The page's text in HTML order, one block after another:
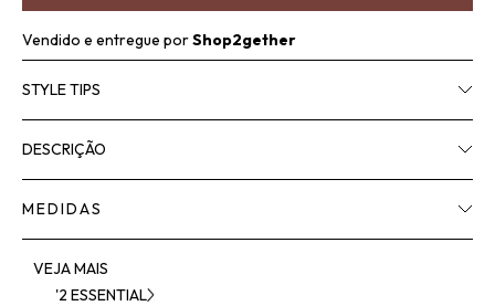
Vendido e entregue porShop2gether
STYLE TIPS
DESCRIÇÃO
MEDIDAS
VEJA MAIS
'2 ESSENTIAL